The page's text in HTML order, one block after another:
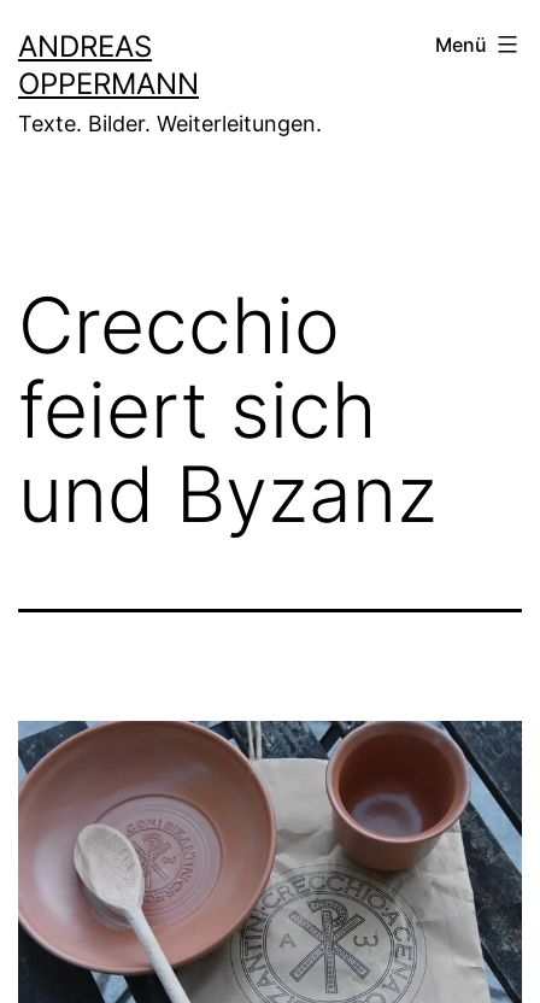
Inhalt
springen
ANDREAS
OPPERMANN
Texte. Bilder. Weiterleitungen.
Menü
Crecchio
feiert sich
und Byzanz